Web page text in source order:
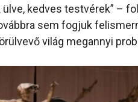
kedves testvérek” –
sem fogjuk
világ megannyi